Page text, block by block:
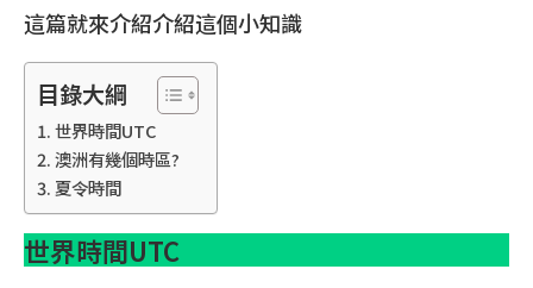
這篇就來介紹介紹這個小知識
目錄大綱
世界時間UTC
澳洲有幾個時區?
夏令時間
世界時間UTC